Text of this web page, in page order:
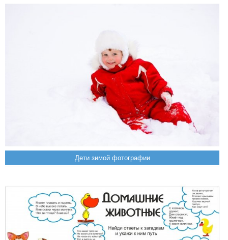
Дети зимой фотографии